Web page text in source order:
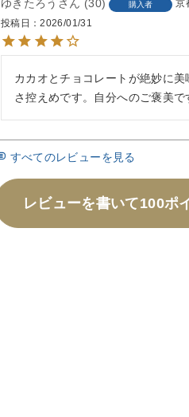
ゆきたろう 30 購入者 京
投稿日
2026/01/31
カカオとチョコレートが絶妙に
さ控えめです。自分へのご褒美
すべてのレビューを見る
レビューを書いて100ポ